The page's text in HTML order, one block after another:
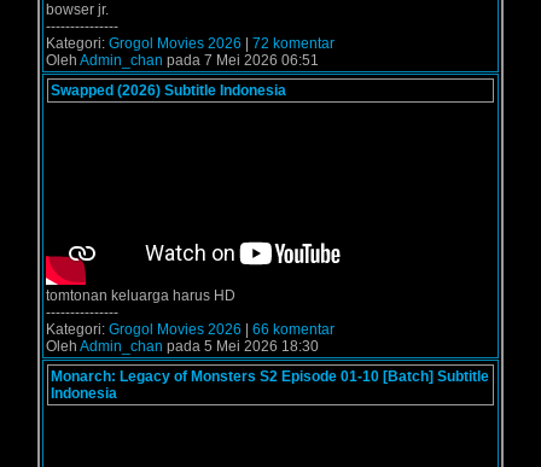
bowser jr.
---------------
Kategori: Grogol Movies 2026
72 komentar
Oleh Admin_chan pada 7 Mei 2026 06:51
Swapped (2026) Subtitle Indonesia
tomtonan keluarga harus HD
---------------
Kategori: Grogol Movies 2026
66 komentar
Oleh Admin_chan pada 5 Mei 2026 18:30
Monarch: Legacy of Monsters S2 Episode 01-10 [Batch] Subtitle
Indonesia